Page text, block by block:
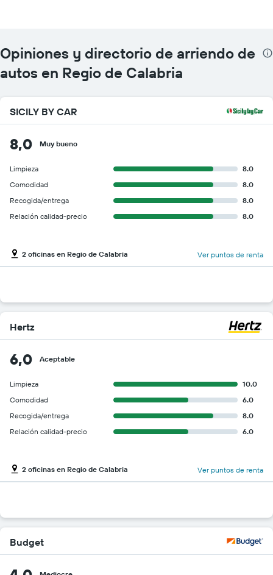
Opiniones y directorio de arriendo de
autos en Regio de Calabria
SICILY BY CAR
8,0 Muy bueno
Limpieza
8.0
Comodidad
8.0
Recogida/entrega
8.0
Relación calidad-precio
8.0
2 oficinas en Regio de Calabria Ver puntos de renta
Hertz
6,0 Aceptable
Limpieza
10.0
Comodidad
6.0
Recogida/entrega
8.0
Relación calidad-precio
6.0
2 oficinas en Regio de Calabria Ver puntos de renta
Budget